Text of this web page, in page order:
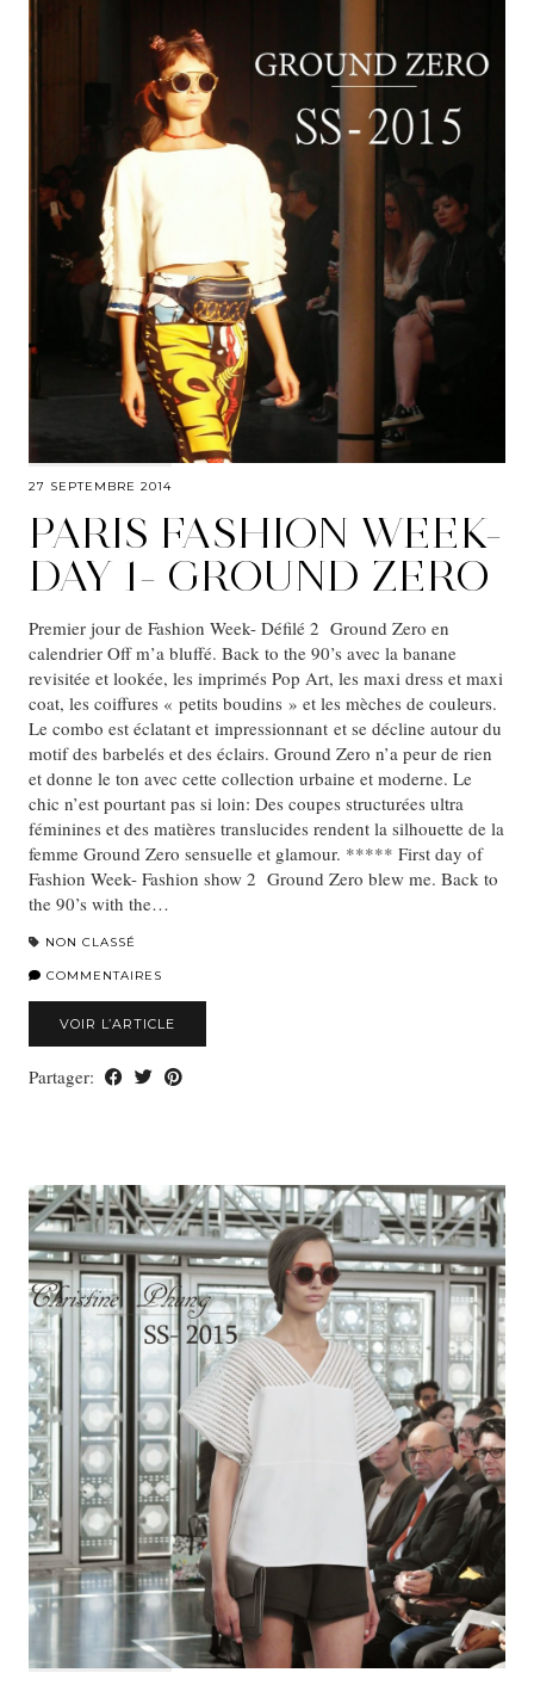
27 SEPTEMBRE 2014
PARIS FASHION WEEK-
DAY 1- GROUND ZERO
Premier jour de Fashion Week- Défilé 2 Ground Zero en
calendrier Off m’a bluffé. Back to the 90’s avec la banane
revisitée et lookée, les imprimés Pop Art, les maxi dress et maxi
coat, les coiffures « petits boudins » et les mèches de couleurs.
Le combo est éclatant et impressionnant et se décline autour du
motif des barbelés et des éclairs. Ground Zero n’a peur de rien
et donne le ton avec cette collection urbaine et moderne. Le
chic n’est pourtant pas si loin: Des coupes structurées ultra
féminines et des matières translucides rendent la silhouette de la
femme Ground Zero sensuelle et glamour. ***** First day of
Fashion Week- Fashion show 2 Ground Zero blew me. Back to
the 90’s with the…
NON CLASSÉ
COMMENTAIRES
VOIR L’ARTICLE
Partager: